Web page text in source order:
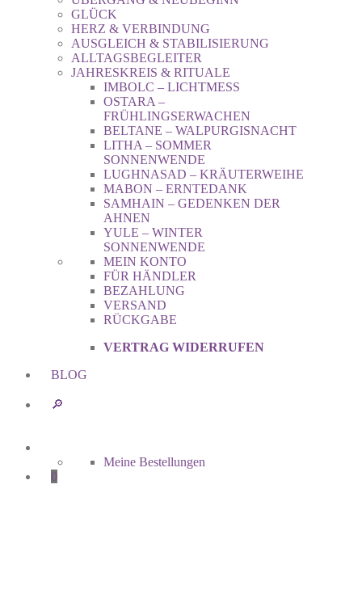
GLÜCK
HERZ & VERBINDUNG
AUSGLEICH & STABILISIERUNG
ALLTAGSBEGLEITER
JAHRESKREIS & RITUALE
IMBOLC – LICHTMESS
OSTARA –
FRÜHLINGSERWACHEN
BELTANE – WALPURGISNACHT
LITHA – SOMMER
SONNENWENDE
LUGHNASAD – KRÄUTERWEIHE
MABON – ERNTEDANK
SAMHAIN – GEDENKEN DER
AHNEN
YULE – WINTER
SONNENWENDE
MEIN KONTO
FÜR HÄNDLER
BEZAHLUNG
VERSAND
RÜCKGABE
VERTRAG WIDERRUFEN
BLOG
🔎︎
Meine Bestellungen
0